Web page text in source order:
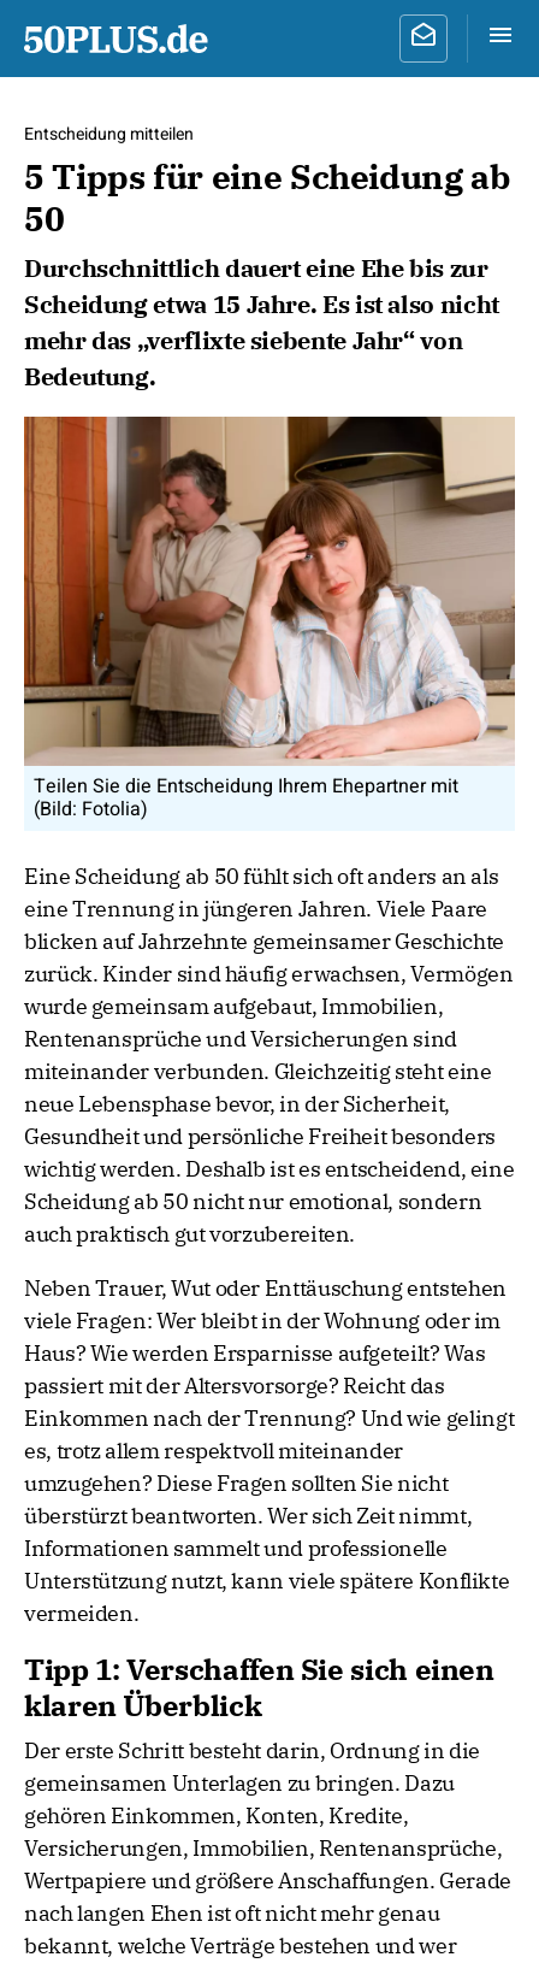
Entscheidung mitteilen
5 Tipps für eine Scheidung ab
50
Durchschnittlich dauert eine Ehe bis zur
Scheidung etwa 15 Jahre. Es ist also nicht
mehr das „verflixte siebente Jahr“ von
Bedeutung.
Teilen Sie die Entscheidung Ihrem Ehepartner mit
(Bild: Fotolia)
Eine Scheidung ab 50 fühlt sich oft anders an als
eine Trennung in jüngeren Jahren. Viele Paare
blicken auf Jahrzehnte gemeinsamer Geschichte
zurück. Kinder sind häufig erwachsen, Vermögen
wurde gemeinsam aufgebaut, Immobilien,
Rentenansprüche und Versicherungen sind
miteinander verbunden. Gleichzeitig steht eine
neue Lebensphase bevor, in der Sicherheit,
Gesundheit und persönliche Freiheit besonders
wichtig werden. Deshalb ist es entscheidend, eine
Scheidung ab 50 nicht nur emotional, sondern
auch praktisch gut vorzubereiten.
Neben Trauer, Wut oder Enttäuschung entstehen
viele Fragen: Wer bleibt in der Wohnung oder im
Haus? Wie werden Ersparnisse aufgeteilt? Was
passiert mit der Altersvorsorge? Reicht das
Einkommen nach der Trennung? Und wie gelingt
es, trotz allem respektvoll miteinander
umzugehen? Diese Fragen sollten Sie nicht
überstürzt beantworten. Wer sich Zeit nimmt,
Informationen sammelt und professionelle
Unterstützung nutzt, kann viele spätere Konflikte
vermeiden.
Tipp 1: Verschaffen Sie sich einen
klaren Überblick
Der erste Schritt besteht darin, Ordnung in die
gemeinsamen Unterlagen zu bringen. Dazu
gehören Einkommen, Konten, Kredite,
Versicherungen, Immobilien, Rentenansprüche,
Wertpapiere und größere Anschaffungen. Gerade
nach langen Ehen ist oft nicht mehr genau
bekannt, welche Verträge bestehen und wer